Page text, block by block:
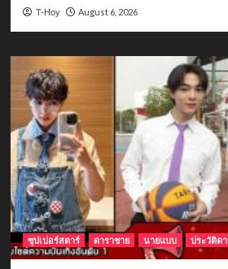
T-Hoy August 6, 2026
ซุปเปอร์สตาร์ ดาราชาย นายแบบ ประวัติดา